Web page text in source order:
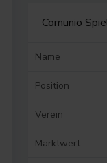
Comunio
Name
Position
Verein
Marktwert